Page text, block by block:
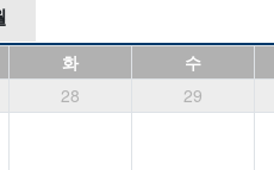
화 수
28 29